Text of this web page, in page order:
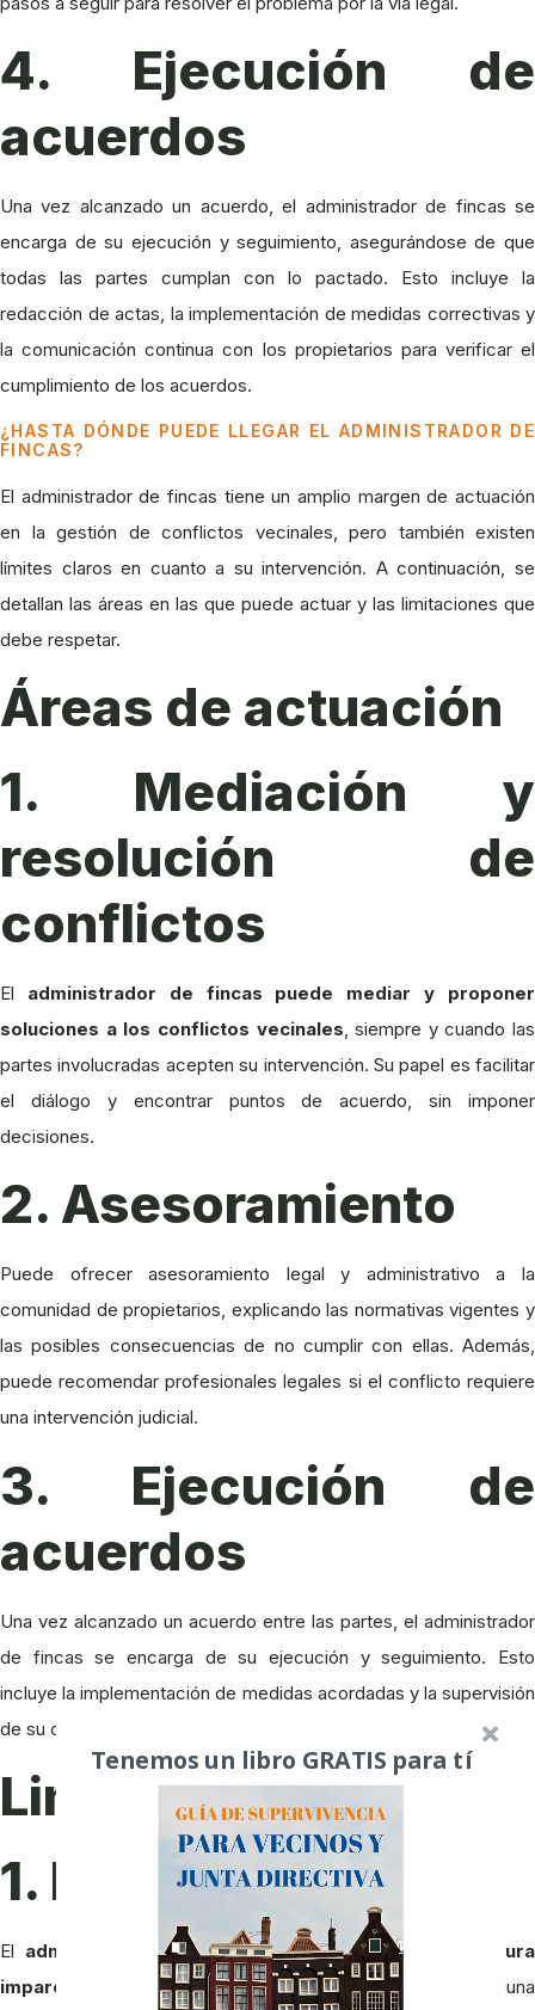
4. Ejecución de
acuerdos
Una vez alcanzado un acuerdo, el administrador de fincas se
encarga de su ejecución y seguimiento, asegurándose de que
todas las partes cumplan con lo pactado. Esto incluye la
redacción de actas, la implementación de medidas correctivas y
la comunicación continua con los propietarios para verificar el
cumplimiento de los acuerdos.
¿HASTA DÓNDE PUEDE LLEGAR EL ADMINISTRADOR DE
FINCAS?
El administrador de fincas tiene un amplio margen de actuación
en la gestión de conflictos vecinales, pero también existen
límites claros en cuanto a su intervención. A continuación, se
detallan las áreas en las que puede actuar y las limitaciones que
debe respetar.
Áreas de actuación
1. Mediación y
resolución de
conflictos
El administrador de fincas puede mediar y proponer
soluciones a los conflictos vecinales, siempre y cuando las
partes involucradas acepten su intervención. Su papel es facilitar
el diálogo y encontrar puntos de acuerdo, sin imponer
decisiones.
2. Asesoramiento
Puede ofrecer asesoramiento legal y administrativo a la
comunidad de propietarios, explicando las normativas vigentes y
las posibles consecuencias de no cumplir con ellas. Además,
puede recomendar profesionales legales si el conflicto requiere
una intervención judicial.
3. Ejecución de
acuerdos
Una vez alcanzado un acuerdo entre las partes, el administrador
de fincas se encarga de su ejecución y seguimiento. Esto
incluye la implementación de medidas acordadas y la supervisión
de su cumplimiento.
Limitaciones
1. Imparcialidad
El administrador de fincas debe mantener una postura
imparcial
en todo momento, evitando tomar partido por ninguna
Tenemos un libro GRATIS para tí